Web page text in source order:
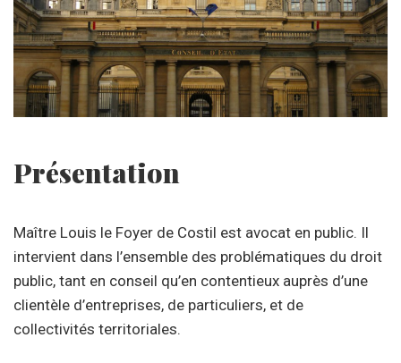
Présentation
Maître Louis le Foyer de Costil est avocat en public. Il
intervient dans l’ensemble des problématiques du droit
public, tant en conseil qu’en contentieux auprès d’une
clientèle d’entreprises, de particuliers, et de
collectivités territoriales.